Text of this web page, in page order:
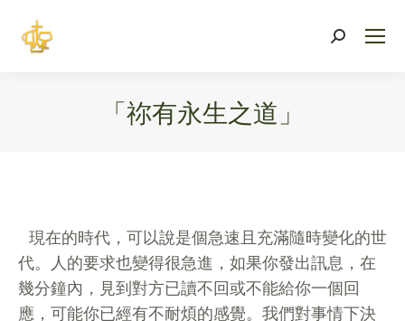
Search:
「祢有永生之道」
現在的時代，可以說是個急速且充滿隨時變化的世
代。人的要求也變得很急進，如果你發出訊息，在
幾分鐘內，見到對方已讀不回或不能給你一個回
應，可能你已經有不耐煩的感覺。我們對事情下決